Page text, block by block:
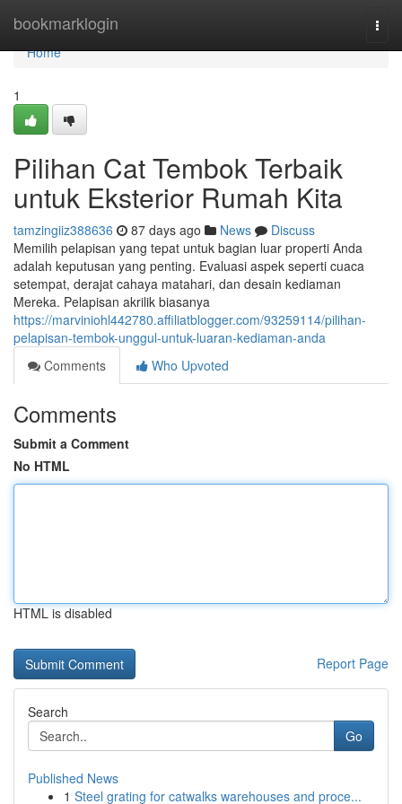
bookmarklogin
Home
Home
1
Pilihan Cat Tembok Terbaik
untuk Eksterior Rumah Kita
tamzingiiz388636 87 days ago News
Discuss
Memilih pelapisan yang tepat untuk bagian luar properti Anda
adalah keputusan yang penting. Evaluasi aspek seperti cuaca
setempat, derajat cahaya matahari, dan desain kediaman
Mereka. Pelapisan akrilik biasanya
https://marviniohl442780.affiliatblogger.com/93259114/pilihan-
pelapisan-tembok-unggul-untuk-luaran-kediaman-anda
Comments
Who Upvoted
Comments
Submit a Comment
No HTML
HTML is disabled
Report Page
Search
Go
Published News
1 Steel grating for catwalks warehouses and proce...